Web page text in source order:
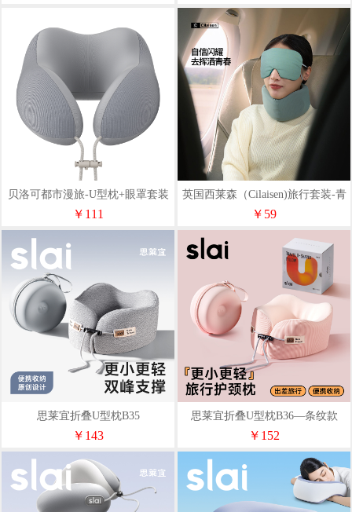
贝洛可都市漫旅-U型枕+眼罩套装
BK326
￥111
英国西莱森（Cilaisen)旅行套装-青
春版CP-C5
￥59
思莱宜折叠U型枕B35
￥143
思莱宜折叠U型枕B36—条纹款
￥152